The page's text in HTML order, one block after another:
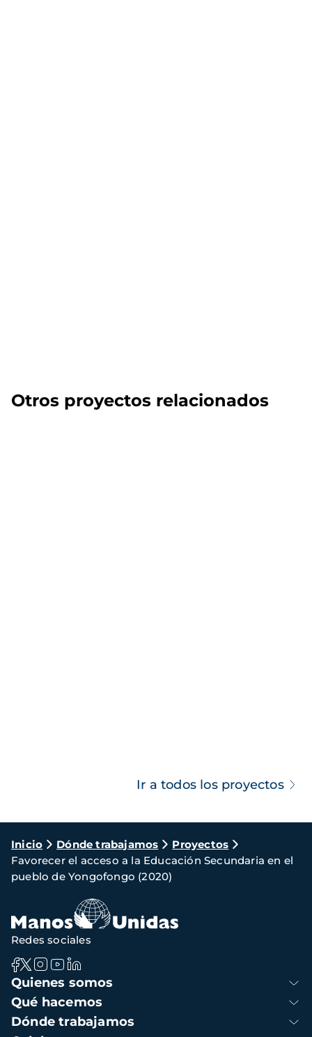
Otros proyectos relacionados
Ir a todos los proyectos
Ruta
de
navegación
Inicio Dónde trabajamos
Proyectos
Favorecer el acceso a la Educación Secundaria en el
pueblo de Yongofongo (2020)
Navegación
principal
Quienes somos
Qué hacemos
Dónde trabajamos
Redes sociales